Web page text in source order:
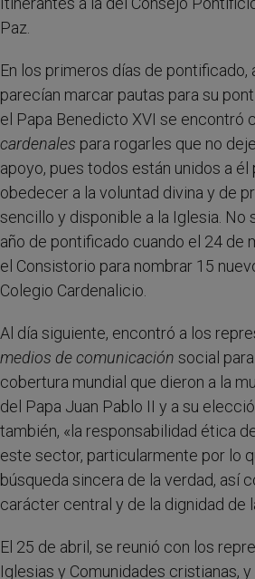
Paz.
En los primeros días de pontificado,
parecían marcar pautas para su
el Papa Benedicto XVI se encontró
cardenales para rogarles que no
apoyo, pues todos están unidos a él
obedecer a la voluntad divina y de
sencillo y disponible a la Iglesia. No
año de pontificado cuando el 24 de
el Consistorio para nombrar 15
Colegio Cardenalicio.
Al día siguiente, encontró a los
medios de comunicación social
cobertura mundial que dieron a la
del Papa Juan Pablo II y a su
también, «la responsabilidad ética
este sector, particularmente por lo
búsqueda sincera de la verdad, así
carácter central y de la dignidad de
El 25 de abril, se reunió con los
Iglesias y Comunidades cristianas,